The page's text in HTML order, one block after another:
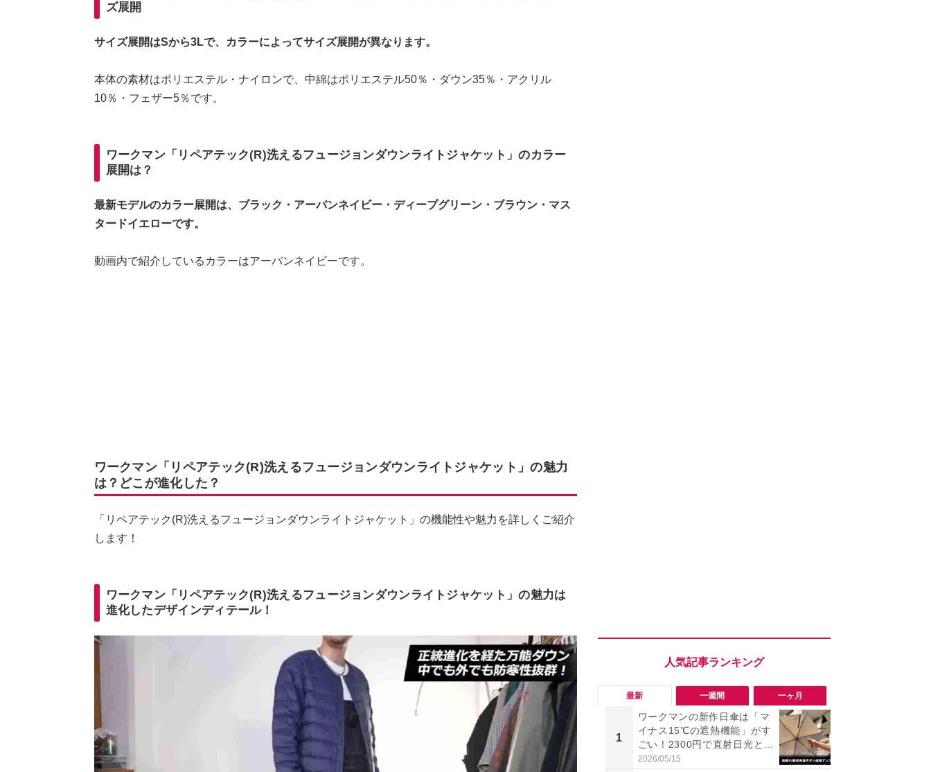
ズ展開
サイズ展開はSから3Lで、カラーによってサイズ展開が異なります。
本体の素材はポリエステル・ナイロンで、中綿はポリエステル50％・ダウン35％・アクリル
10％・フェザー5％です。
ワークマン「リペアテック(R)洗えるフュージョンダウンライトジャケット」のカラー
展開は？
最新モデルのカラー展開は、ブラック・アーバンネイビー・ディープグリーン・ブラウン・マス
タードイエローです。
動画内で紹介しているカラーはアーバンネイビーです。
ワークマン「リペアテック(R)洗えるフュージョンダウンライトジャケット」の魅力
は？どこが進化した？
「リペアテック(R)洗えるフュージョンダウンライトジャケット」の機能性や魅力を詳しくご紹介
します！
ワークマン「リペアテック(R)洗えるフュージョンダウンライトジャケット」の魅力は
進化したデザインディテール！
最新 一週間 一ヶ月
1
ワークマンの新作日傘は「マ
イナス15℃の遮熱機能」がす
ごい！2300円で直射日光と路
面熱をダブルでガード
2026/05/15